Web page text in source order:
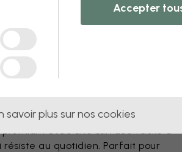
lès de 45 cm
Matte
premium avec une surface facile à
résiste au quotidien. Parfait pour
Accepter
savoir plus sur nos cookies